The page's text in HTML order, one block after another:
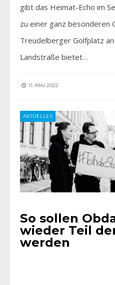
gibt das Heimat-Echo im
zu einer ganz besonderen
Treudelberger Golfplatz
Landstraße bietet…
11. MAI 2022
AKTUELLES
So sollen
wieder Teil
werden